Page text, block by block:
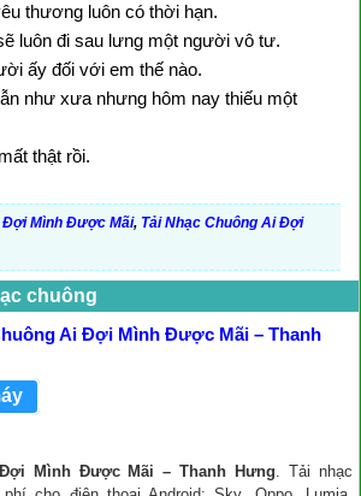
thương luôn có thời hạn.
luôn đi sau lưng một người vô tư.
ấy đối với em thế nào.
như xưa nhưng hôm nay thiếu một
thật rồi.
Đợi Mình Được Mãi, Tải Nhạc Chuông Ai Đợi
chuông
Ai Đợi Mình Được Mãi – Thanh
Mình Được Mãi – Thanh Hưng. Tải nhạc